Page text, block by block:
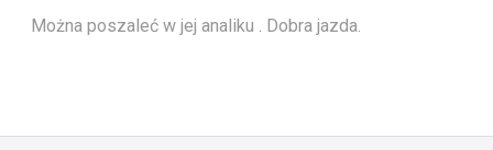
Można poszaleć w jej analiku . Dobra jazda.